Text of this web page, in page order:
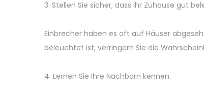
3. Stellen Sie sicher, dass Ihr Zuhause gut
Einbrecher haben es oft auf Häuser
beleuchtet ist, verringern Sie die
4. Lernen Sie Ihre Nachbarn kennen.